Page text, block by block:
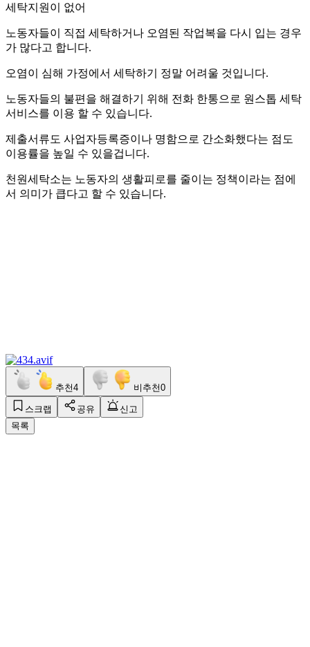
세탁지원이 없어
노동자들이 직접 세탁하거나 오염된 작업복을 다시 입는 경우
가 많다고 합니다.
오염이 심해 가정에서 세탁하기 정말 어려울 것입니다.
노동자들의 불편을 해결하기 위해 전화 한통으로 원스톱 세탁
서비스를 이용 할 수 있습니다.
제출서류도 사업자등록증이나 명함으로 간소화했다는 점도
이용률을 높일 수 있을겁니다.
천원세탁소는 노동자의 생활피로를 줄이는 정책이라는 점에
서 의미가 큽다고 할 수 있습니다.
추천4 비추천0
스크랩 공유
신고
목록